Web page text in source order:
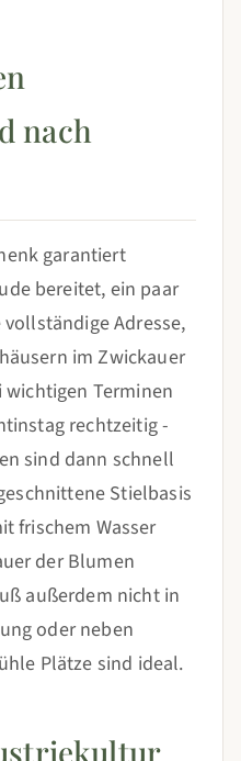
nach
garantiert
bereitet, ein paar
Adresse,
im Zwickauer
Terminen
rechtzeitig -
sind dann schnell
Stielbasis
frischem Wasser
der Blumen
außerdem nicht in
oder neben
Plätze sind ideal.